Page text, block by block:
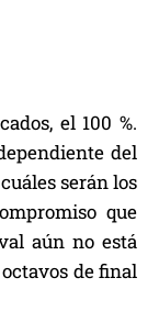
el 100 %.
del
serán los
que
aún no está
de final